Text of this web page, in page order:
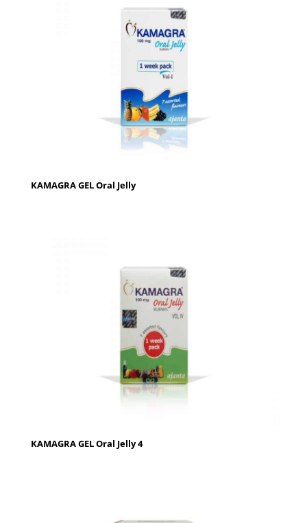
KAMAGRA GEL Oral Jelly
KAMAGRA GEL Oral Jelly 4